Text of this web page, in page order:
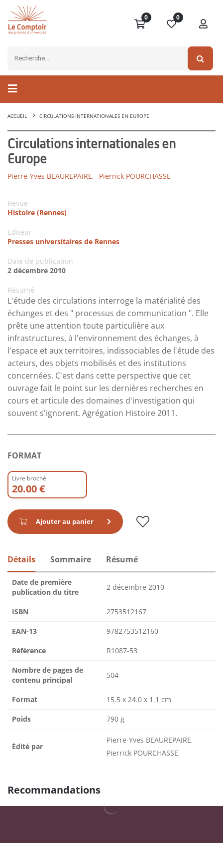
0 0
ACCUEIL CIRCULATIONS INTERNATIONALES EN EUROPE
Circulations internationales en
Europe
Pierre-Yves BEAUREPAIRE, Pierrick POURCHASSE
Revue
Histoire (Rennes)
Editeur
Presses universitaires de Rennes
Date de publication
2 décembre 2010
Résumé
L'étude des circulations interroge la matérialité des
échanges et des " processus de communication ". Elle
prête une attention toute particulière aux
infrastructures, à l'environnement des échanges, à
l'espace et aux territoires, indissociables de l'étude des
acteurs, des objets mobilisés et des institutions
concernées. C'est dans cette perspective que cet
ouvrage fait le point sur les dernières recherches en
cours et articule des domaines d'investigation qui
souvent s'ignorent. Agrégation Histoire 2011.
FORMAT
Livre broché
20.00 €
Ajouter au panier
Détails Sommaire Résumé
Date de première
publication du titre
2 décembre 2010
ISBN 2753512167
EAN-13 9782753512160
Référence R1087-53
Nombre de pages de
contenu principal
504
Format 15.5 x 24.0 x 1.1 cm
Poids 790 g
Édité par
Pierre-Yves BEAUREPAIRE,
Pierrick POURCHASSE
Recommandations